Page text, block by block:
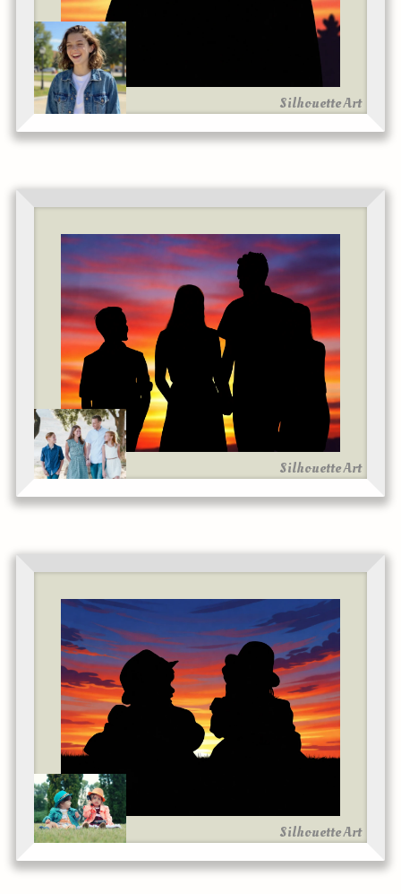
Silhouette Art
Silhouette Art
Silhouette Art